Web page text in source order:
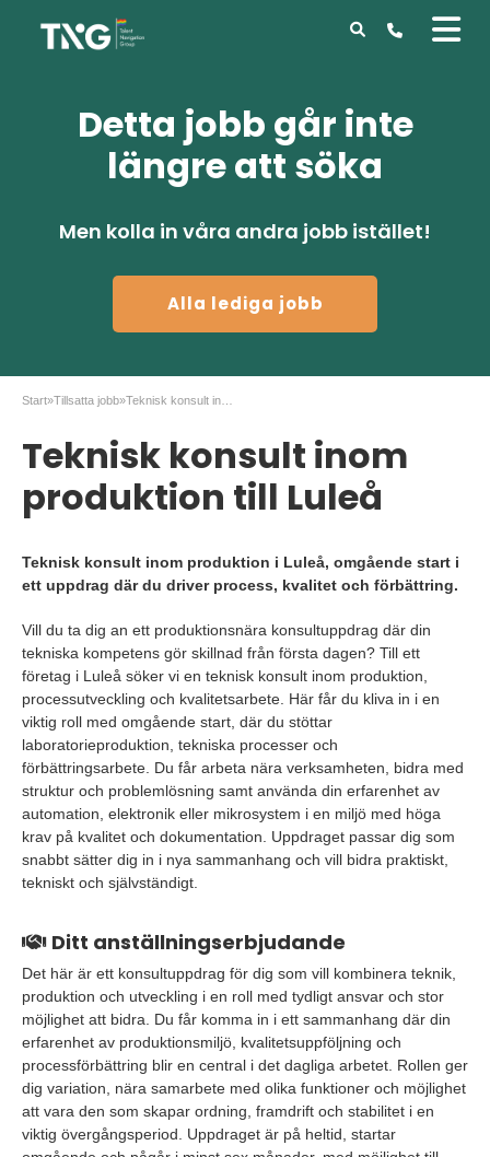
Detta jobb går inte
längre att söka
Men kolla in våra andra jobb istället!
Alla lediga jobb
Start»Tillsatta jobb»
Teknisk konsult inom
produktion till Luleå
Teknisk konsult inom produktion i Luleå, omgående start i
ett uppdrag där du driver process, kvalitet och förbättring.
Vill du ta dig an ett produktionsnära konsultuppdrag där din
tekniska kompetens gör skillnad från första dagen? Till ett
företag i Luleå söker vi en teknisk konsult inom produktion,
processutveckling och kvalitetsarbete. Här får du kliva in i en
viktig roll med omgående start, där du stöttar
laboratorieproduktion, tekniska processer och
förbättringsarbete. Du får arbeta nära verksamheten, bidra med
struktur och problemlösning samt använda din erfarenhet av
automation, elektronik eller mikrosystem i en miljö med höga
krav på kvalitet och dokumentation. Uppdraget passar dig som
snabbt sätter dig in i nya sammanhang och vill bidra praktiskt,
tekniskt och självständigt.
Ditt anställningserbjudande
Det här är ett konsultuppdrag för dig som vill kombinera teknik,
produktion och utveckling i en roll med tydligt ansvar och stor
möjlighet att bidra. Du får komma in i ett sammanhang där din
erfarenhet av produktionsmiljö, kvalitetsuppföljning och
processförbättring blir en central i det dagliga arbetet. Rollen ger
dig variation, nära samarbete med olika funktioner och möjlighet
att vara den som skapar ordning, framdrift och stabilitet i en
viktig övergångsperiod. Uppdraget är på heltid, startar